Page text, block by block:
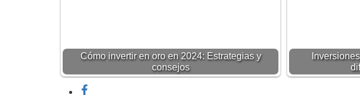
Cómo invertir en oro en 2024: Estrategias y
consejos